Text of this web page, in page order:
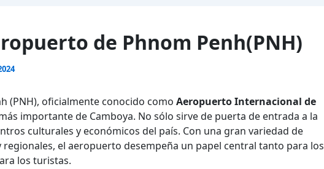
de Phnom Penh(PNH)
(PNH), oficialmente conocido como Aeropuerto Internacional de
importante de Camboya. No sólo sirve de puerta de entrada a la
culturales y económicos del país. Con una gran variedad de
el aeropuerto desempeña un papel central tanto para los
los turistas.